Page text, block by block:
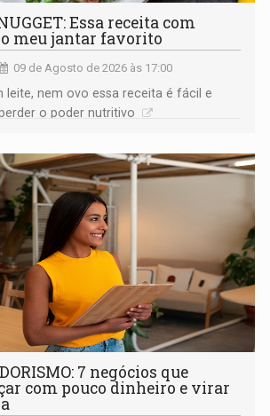
Essa receita com
meu jantar favorito
09 de Agosto de 2026 às 17:00
leite, nem ovo essa receita é fácil e
o poder nutritivo
7 negócios que
com pouco dinheiro e virar